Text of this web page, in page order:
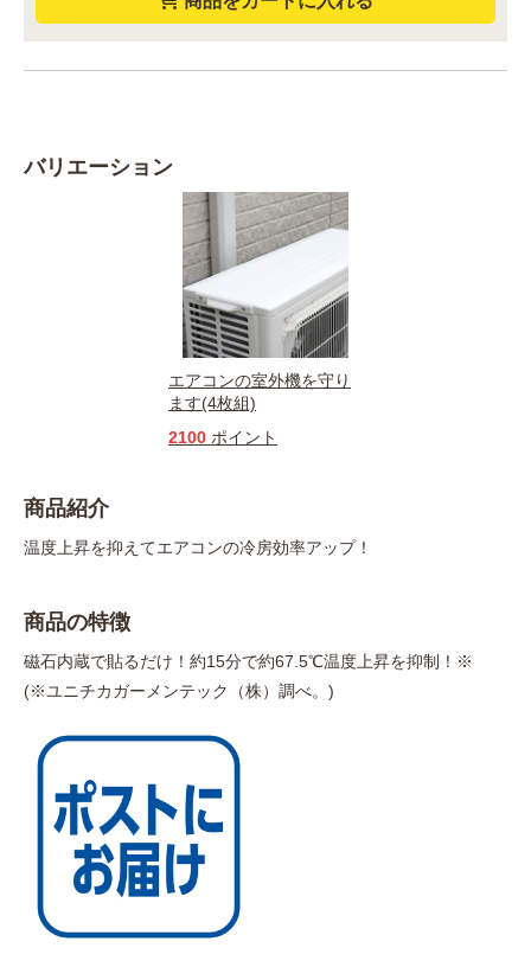
バリエーション
エアコンの室外機を守り
ます(4枚組)
2100 ポイント
商品紹介
温度上昇を抑えてエアコンの冷房効率アップ！
商品の特徴
磁石内蔵で貼るだけ！約15分で約67.5℃温度上昇を抑制！※
(※ユニチカガーメンテック（株）調べ。)